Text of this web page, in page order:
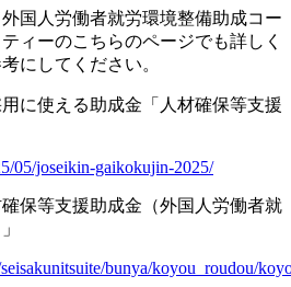
国人労働者就労環境整備助成コー
ィーのこちらのページでも詳しく
にしてください。
用に使える助成金「人材確保等支援
05/joseikin-gaikokujin-2025/
保等支援助成金（外国人労働者就
bunya/koyou_roudou/